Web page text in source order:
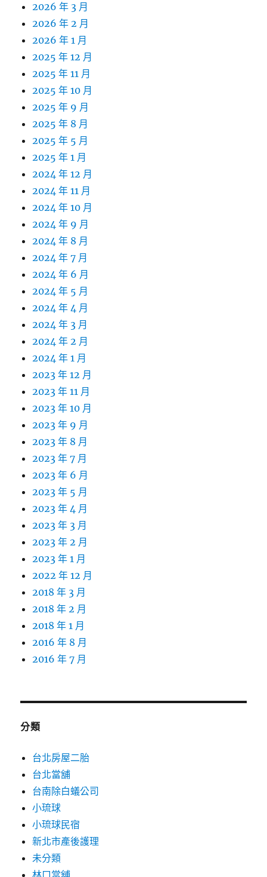
2026 年 3 月
2026 年 2 月
2026 年 1 月
2025 年 12 月
2025 年 11 月
2025 年 10 月
2025 年 9 月
2025 年 8 月
2025 年 5 月
2025 年 1 月
2024 年 12 月
2024 年 11 月
2024 年 10 月
2024 年 9 月
2024 年 8 月
2024 年 7 月
2024 年 6 月
2024 年 5 月
2024 年 4 月
2024 年 3 月
2024 年 2 月
2024 年 1 月
2023 年 12 月
2023 年 11 月
2023 年 10 月
2023 年 9 月
2023 年 8 月
2023 年 7 月
2023 年 6 月
2023 年 5 月
2023 年 4 月
2023 年 3 月
2023 年 2 月
2023 年 1 月
2022 年 12 月
2018 年 3 月
2018 年 2 月
2018 年 1 月
2016 年 8 月
2016 年 7 月
分類
台北房屋二胎
台北當舖
台南除白蟻公司
小琉球
小琉球民宿
新北市產後護理
未分類